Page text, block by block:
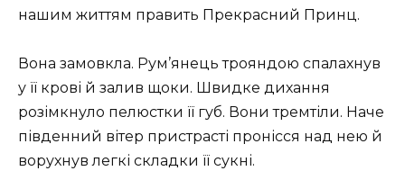
нашим життям править Прекрасний Принц.
Вона замовкла. Рум’янець трояндою спалахнув
у її крові й залив щоки. Швидке дихання
розімкнуло пелюстки її губ. Вони тремтіли. Наче
південний вітер пристрасті пронісся над нею й
ворухнув легкі складки її сукні.